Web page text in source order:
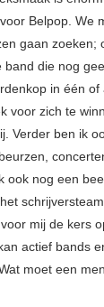
Belpop. We
gaan zoeken;
band die nog
in één
voor zich te
Verder ben ik
ook nog een
mij de kers
actief bands
moet een